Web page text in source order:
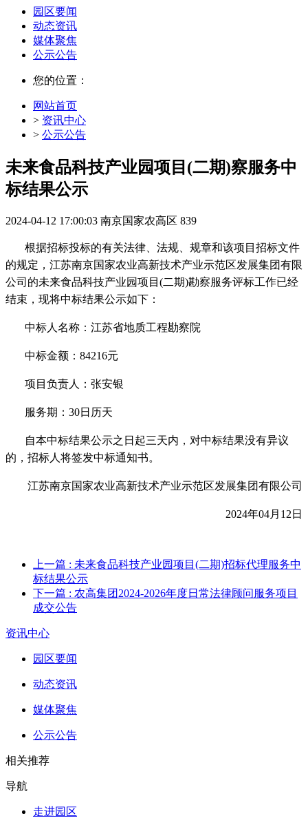
园区要闻
动态资讯
媒体聚焦
公示公告
您的位置：
网站首页
> 资讯中心
> 公示公告
未来食品科技产业园项目(二期)察服务中
标结果公示
2024-04-12 17:00:03 南京国家农高区 839
根据招标投标的有关法律、法规、规章和该项目招标文件
的规定， 江苏南京国家农业高新技术产业示范区发展集团有限
公司 的未来食品科技产业园项目 (二期)勘察服务评标工作已经
结束，现将中标结果公示如下：
中标人名称： 江苏省地质工程勘察院
中标金额 ： 84216元
项目负责人： 张安银
服务期： 30日历天
自本中标结果公示之日起三天内，对中标结果没有异议
的，招标人将签发中标通知书。
江苏南京国家农业高新技术产业示范区发展集团有限公司
2024年04月 12 日
上一篇 : 未来食品科技产业园项目(二期)招标代理服务中
标结果公示
下一篇 : 农高集团2024-2026年度日常法律顾问服务项目
成交公告
资讯中心
园区要闻
动态资讯
媒体聚焦
公示公告
相关推荐
导航
走进园区